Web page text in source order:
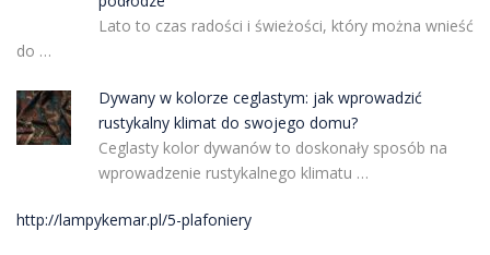
Lato to czas radości i świeżości, który można wnieść
do …
Dywany w kolorze ceglastym: jak wprowadzić
rustykalny klimat do swojego domu?
Ceglasty kolor dywanów to doskonały sposób na
wprowadzenie rustykalnego klimatu …
http://lampykemar.pl/5-plafoniery